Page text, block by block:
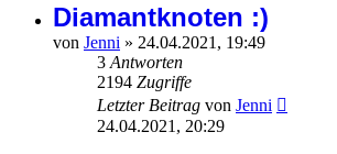
Diamantknoten :)
von Jenni » 24.04.2021, 19:49
3 Antworten
2194 Zugriffe
Letzter Beitrag von Jenni
24.04.2021, 20:29